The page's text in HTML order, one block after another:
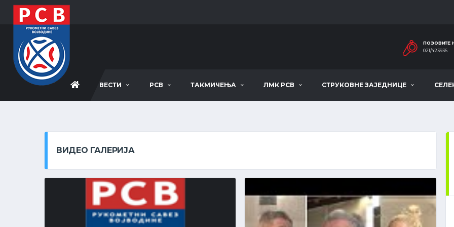
ПОЗОВИТЕ
021/423936
ВЕСТИ РСВ ТАКМИЧЕЊА ЛМК РСВ СТРУКОВНЕ ЗАЈЕДНИЦЕ
ВИДЕО ГАЛЕРИЈА
АУТ МУШКАРЦИ
СВИ РЕЗУЛТАТИ
20. КОЛО